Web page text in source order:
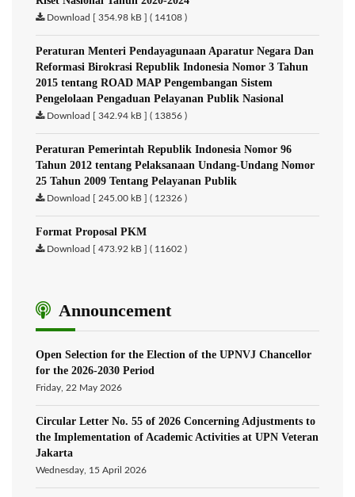
Download [ 354.98 kB ] ( 14108 )
Peraturan Menteri Pendayagunaan Aparatur Negara Dan
Reformasi Birokrasi Republik Indonesia Nomor 3 Tahun
2015 tentang ROAD MAP Pengembangan Sistem
Pengelolaan Pengaduan Pelayanan Publik Nasional
Download [ 342.94 kB ] ( 13856 )
Peraturan Pemerintah Republik Indonesia Nomor 96
Tahun 2012 tentang Pelaksanaan Undang-Undang Nomor
25 Tahun 2009 Tentang Pelayanan Publik
Download [ 245.00 kB ] ( 12326 )
Format Proposal PKM
Download [ 473.92 kB ] ( 11602 )
Announcement
Open Selection for the Election of the UPNVJ Chancellor
for the 2026-2030 Period
Friday, 22 May 2026
Circular Letter No. 55 of 2026 Concerning Adjustments to
the Implementation of Academic Activities at UPN Veteran
Jakarta
Wednesday, 15 April 2026